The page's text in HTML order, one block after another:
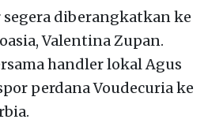
diberangkatkan ke
Valentina Zupan.
handler lokal Agus
perdana Voudecuria ke